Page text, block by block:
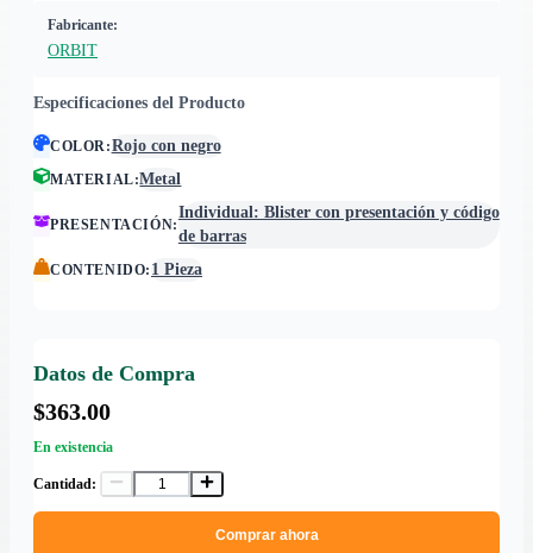
Fabricante:
ORBIT
Especificaciones del Producto
COLOR:Rojo con negro
MATERIAL:Metal
PRESENTACIÓN:
Individual: Blister con presentación y código
de barras
CONTENIDO: 1 Pieza
Datos de Compra
$363.00
En existencia
Cantidad:
Comprar ahora